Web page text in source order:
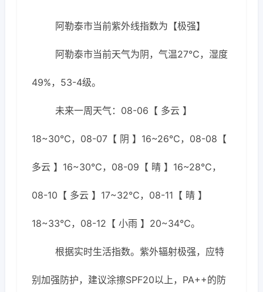
阿勒泰市当前紫外线指数为【极强】
阿勒泰市当前天气为阴，气温27℃，湿度
49%，53-4级。
未来一周天气：08-06【 多云 】
18~30℃，08-07【 阴 】16~26℃，08-08【
多云 】16~30℃，08-09【 晴 】16~28℃，
08-10【 多云 】17~32℃，08-11【 晴 】
18~33℃，08-12【 小雨 】20~34℃。
根据实时生活指数。紫外辐射极强，应特
别加强防护，建议涂擦SPF20以上，PA++的防